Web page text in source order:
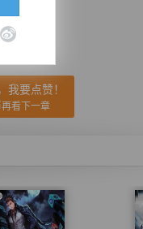
→）
我要点赞！
看下一章